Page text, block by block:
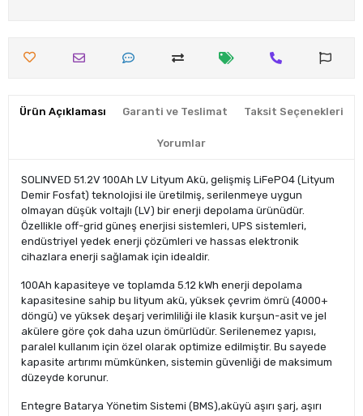
Ürün Açıklaması Garanti ve Teslimat Taksit Seçenekleri
Yorumlar
SOLINVED 51.2V 100Ah LV Lityum Akü, gelişmiş LiFePO4 (Lityum
Demir Fosfat) teknolojisi ile üretilmiş, serilenmeye uygun
olmayan düşük voltajlı (LV) bir enerji depolama ürünüdür.
Özellikle off-grid güneş enerjisi sistemleri, UPS sistemleri,
endüstriyel yedek enerji çözümleri ve hassas elektronik
cihazlara enerji sağlamak için idealdir.
100Ah kapasiteye ve toplamda 5.12 kWh enerji depolama
kapasitesine sahip bu lityum akü, yüksek çevrim ömrü (4000+
döngü) ve yüksek deşarj verimliliği ile klasik kurşun-asit ve jel
akülere göre çok daha uzun ömürlüdür. Serilenemez yapısı,
paralel kullanım için özel olarak optimize edilmiştir. Bu sayede
kapasite artırımı mümkünken, sistemin güvenliği de maksimum
düzeyde korunur.
Entegre Batarya Yönetim Sistemi (BMS),aküyü aşırı şarj, aşırı